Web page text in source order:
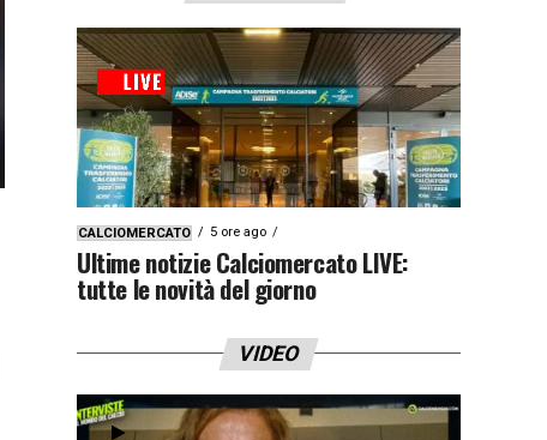
CALCIOMERCATO 5 ore ago
Ultime notizie Calciomercato LIVE:
tutte le novità del giorno
VIDEO